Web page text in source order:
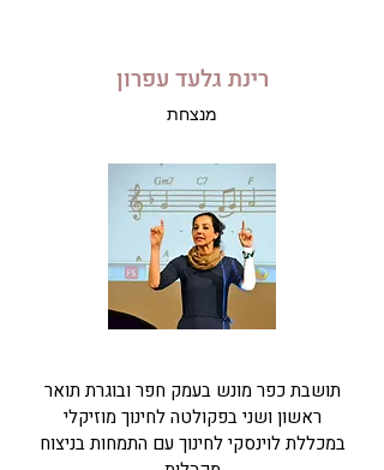
רינת גלעד עפרון
מנצחת
תושבת כפר מונש בעמק חפר ובוגרת תואר
ראשון ושני בפקולטה לחינוך מוזיקלי
במכללת לוינסקי לחינוך עם התמחות בניצוח